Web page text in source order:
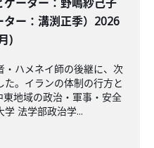
ター：溝渕正季）2026
)
・ハメネイ師の後継に、次
。イランの体制の行方と
地域の政治・軍事・安全
法学部政治学...